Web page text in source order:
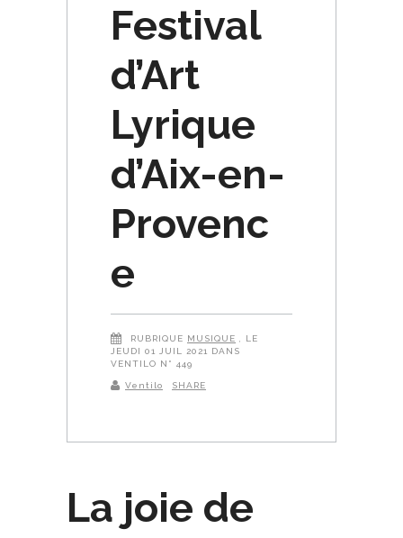
Festival
d’Art
Lyrique
d’Aix-en-
Provenc
e
RUBRIQUE MUSIQUE
, LE
JEUDI 01 JUIL 2021 DANS
VENTILO N° 449
Ventilo SHARE
La joie de